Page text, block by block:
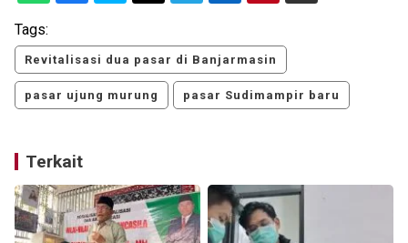
Tags:
Revitalisasi dua pasar di Banjarmasin
pasar ujung murung pasar Sudimampir baru
Terkait